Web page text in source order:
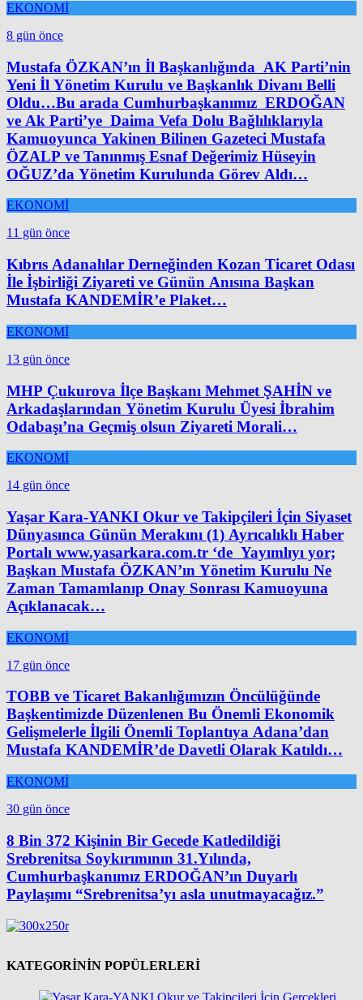
EKONOMİ
8 gün önce
Mustafa ÖZKAN’ın İl Başkanlığında AK Parti’nin
Yeni İl Yönetim Kurulu ve Başkanlık Divanı Belli
Oldu…Bu arada Cumhurbaşkanımız ERDOĞAN
ve Ak Parti’ye Daima Vefa Dolu Bağlılıklarıyla
Kamuoyunca Yakinen Bilinen Gazeteci Mustafa
ÖZALP ve Tanınmış Esnaf Değerimiz Hüseyin
OĞUZ’da Yönetim Kurulunda Görev Aldı…
EKONOMİ
11 gün önce
Kıbrıs Adanalılar Derneğinden Kozan Ticaret Odası
İle İşbirliği Ziyareti ve Günün Anısına Başkan
Mustafa KANDEMİR’e Plaket…
EKONOMİ
13 gün önce
MHP Çukurova İlçe Başkanı Mehmet ŞAHİN ve
Arkadaşlarından Yönetim Kurulu Üyesi İbrahim
Odabaşı’na Geçmiş olsun Ziyareti Morali…
EKONOMİ
14 gün önce
Yaşar Kara-YANKI Okur ve Takipçileri İçin Siyaset
Dünyasınca Günün Merakını (1) Ayrıcalıklı Haber
Portalı www.yasarkara.com.tr ‘de Yayımlıyı yor;
Başkan Mustafa ÖZKAN’ın Yönetim Kurulu Ne
Zaman Tamamlanıp Onay Sonrası Kamuoyuna
Açıklanacak…
EKONOMİ
17 gün önce
TOBB ve Ticaret Bakanlığımızın Öncülüğünde
Başkentimizde Düzenlenen Bu Önemli Ekonomik
Gelişmelerle İlgili Önemli Toplantıya Adana’dan
Mustafa KANDEMİR’de Davetli Olarak Katıldı…
EKONOMİ
30 gün önce
8 Bin 372 Kişinin Bir Gecede Katledildiği
Srebrenitsa Soykırımının 31.Yılında,
Cumhurbaşkanımız ERDOĞAN’ın Duyarlı
Paylaşımı “Srebrenitsa’yı asla unutmayacağız.”
KATEGORİNİN POPÜLERLERİ